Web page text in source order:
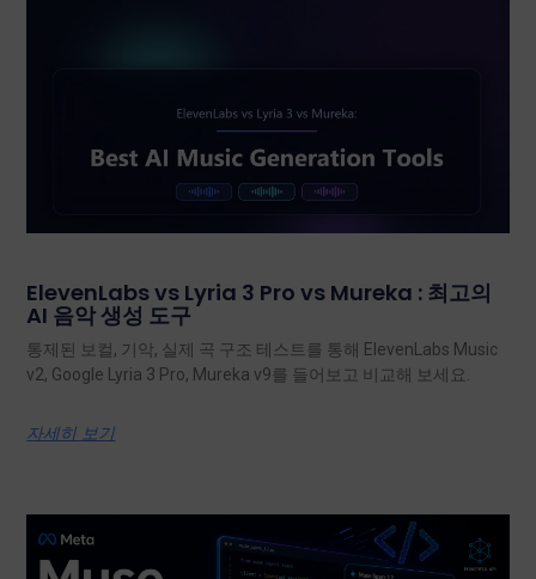
ElevenLabs vs Lyria 3 Pro vs Mureka : 최고의
AI 음악 생성 도구
통제된 보컬, 기악, 실제 곡 구조 테스트를 통해 ElevenLabs Music
v2, Google Lyria 3 Pro, Mureka v9를 들어보고 비교해 보세요.
자세히 보기